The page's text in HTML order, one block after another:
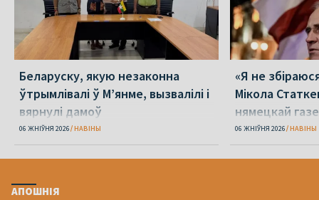
Беларуску, якую незаконна
ўтрымлівалі ў М’янме, вызвалілі і
вярнулі дамоў
06 ЖНІЎНЯ 2026 НАВІНЫ
«Я не
Мікола
нямецкай
06 ЖНІЎНЯ 2026 НАВІНЫ
АПОШНІЯ